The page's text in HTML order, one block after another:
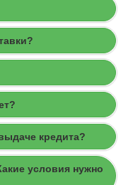
кредита?
условия нужно